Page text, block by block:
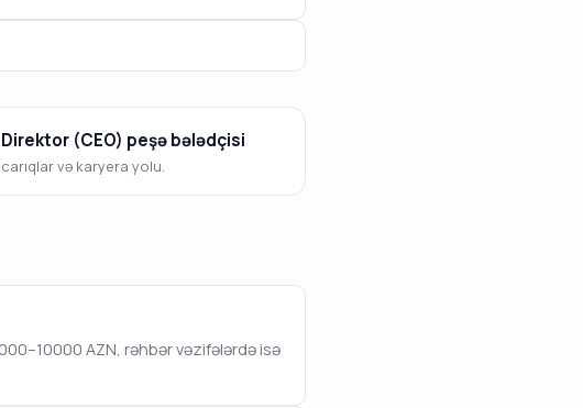
Direktor (CEO) peşə bələdçisi
və karyera yolu.
AZN, rəhbər vəzifələrdə isə